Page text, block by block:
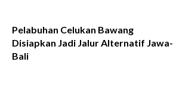
Pelabuhan Celukan Bawang
Disiapkan Jadi Jalur Alternatif Jawa-
Bali